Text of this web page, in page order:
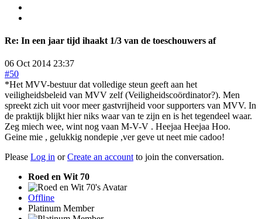
Re: In een jaar tijd ihaakt 1/3 van de toeschouwers af
06 Oct 2014 23:37
#50
*Het MVV-bestuur dat volledige steun geeft aan het
veiligheidsbeleid van MVV zelf (Veiligheidscoördinator?). Men
spreekt zich uit voor meer gastvrijheid voor supporters van MVV. In
de praktijk blijkt hier niks waar van te zijn en is het tegendeel waar.
Zeg miech wee, wint nog vaan M-V-V . Heejaa Heejaa Hoo.
Geine mie , gelukkig nondepie ,ver geve ut neet mie cadoo!
Please Log in orCreate an accountto join the conversation.
Roed en Wit 70
Offline
Platinum Member